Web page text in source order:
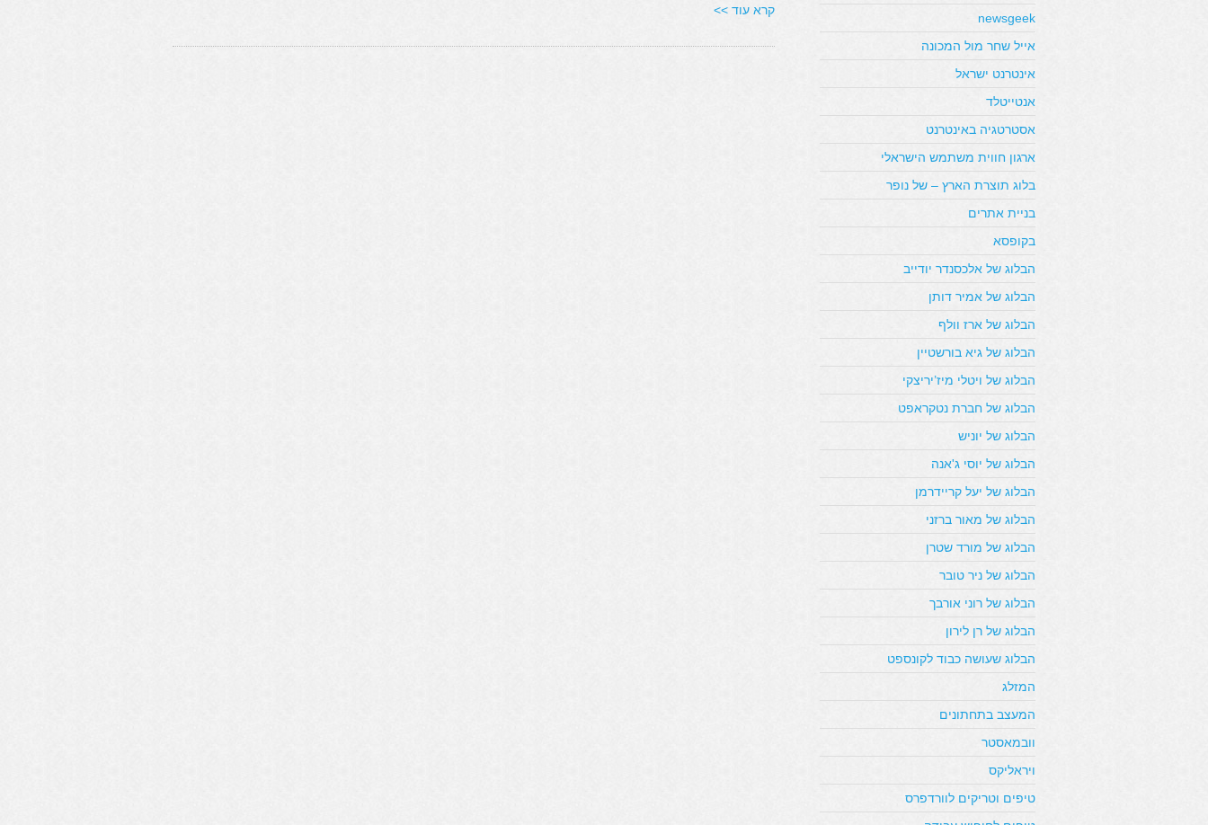
קרא עוד >>
newsgeek
אייל שחר מול המכונה
אינטרנט ישראל
אנטייטלד
אסטרטגיה באינטרנט
ארגון חווית משתמש הישראלי
בלוג תוצרת הארץ – של נופר
בניית אתרים
בקופסא
הבלוג של אלכסנדר יודייב
הבלוג של אמיר דותן
הבלוג של ארז וולף
הבלוג של גיא בורשטיין
הבלוג של ויטלי מיז’יריצקי
הבלוג של חברת נטקראפט
הבלוג של יוניש
הבלוג של יוסי ג'אנה
הבלוג של יעל קריידרמן
הבלוג של מאור ברזני
הבלוג של מורד שטרן
הבלוג של ניר טובר
הבלוג של רוני אורבך
הבלוג של רן לירון
הבלוג שעושה כבוד לקונספט
המזלג
המעצב בתחתונים
וובמאסטר
ויראליקס
טיפים וטריקים לוורדפרס